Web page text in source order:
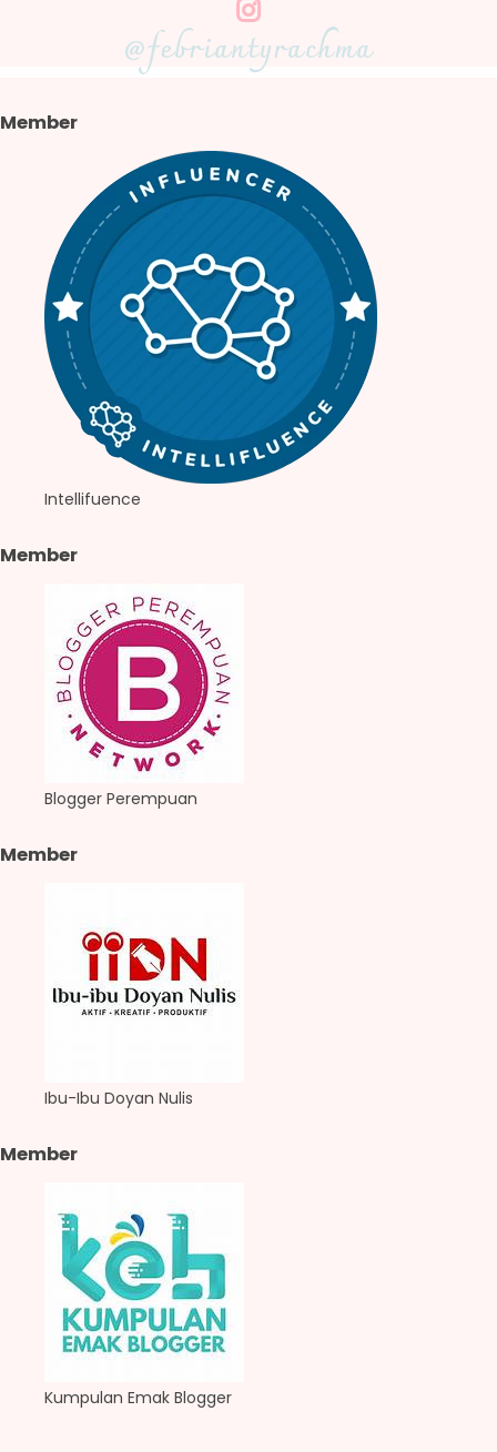
@febriantyrachma
Member
Intellifuence
Member
Blogger Perempuan
Member
Ibu-Ibu Doyan Nulis
Member
Kumpulan Emak Blogger